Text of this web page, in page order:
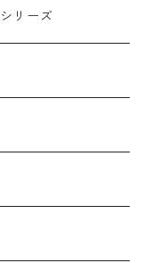
リーズ